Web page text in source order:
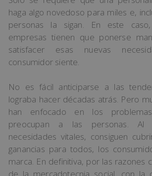
haga algo novedoso para miles e,
personas la sigan. En este
empresas tienen que ponerse
satisfacer esas nuevas
consumidor siente.
No es fácil anticiparse a las
lograba hacer décadas atrás. Pero
han enfocado en los
preocupan a las personas. Al
necesidades vitales, consiguen
ganancias para todos, los
marca. En definitiva, por las razones